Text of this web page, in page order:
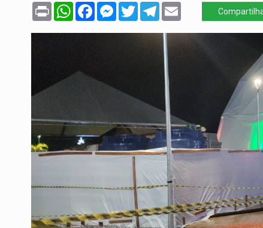
Print WhatsAppFacebookMessenger
TwitterTelegram